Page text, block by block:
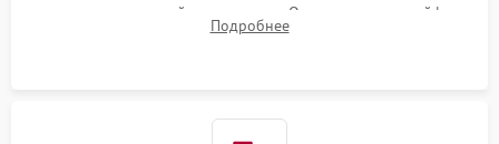
стеклокерамической поверхности. Отсоединение шлейфов
сенсорного блока для доступа к силовым платам, катушкам
Подробнее